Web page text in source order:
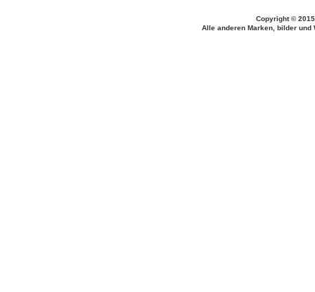
Copyright ©
Alle anderen Marken, bilder und